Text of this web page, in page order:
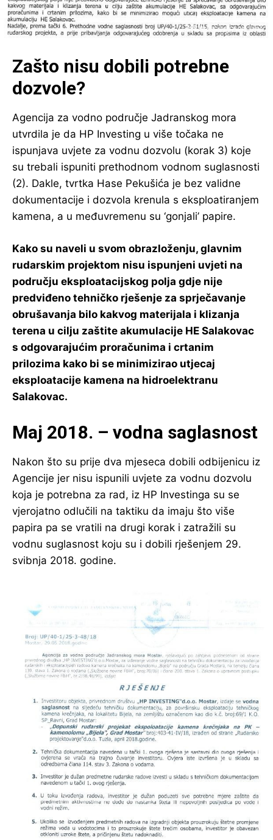
Zašto nisu dobili potrebne
dozvole?
Agencija za vodno područje Jadranskog mora
utvrdila je da HP Investing u više točaka ne
ispunjava uvjete za vodnu dozvolu (korak 3) koje
su trebali ispuniti prethodnom vodnom suglasnosti
(2). Dakle, tvrtka Hase Pekušića je bez validne
dokumentacije i dozvola krenula s eksploatiranjem
kamena, a u međuvremenu su ‘gonjali’ papire.
Kako su naveli u svom obrazloženju, glavnim
rudarskim projektom nisu ispunjeni uvjeti na
području eksploatacijskog polja gdje nije
predviđeno tehničko rješenje za sprječavanje
obrušavanja bilo kakvog materijala i klizanja
terena u cilju zaštite akumulacije HE Salakovac
s odgovarajućim proračunima i crtanim
prilozima kako bi se minimizirao utjecaj
eksploatacije kamena na hidroelektranu
Salakovac.
Maj 2018. – vodna saglasnost
Nakon što su prije dva mjeseca dobili odbijenicu iz
Agencije jer nisu ispunili uvjete za vodnu dozvolu
koja je potrebna za rad, iz HP Investinga su se
vjerojatno odlučili na taktiku da imaju što više
papira pa se vratili na drugi korak i zatražili su
vodnu suglasnost koju su i dobili rješenjem 29.
svibnja 2018. godine.